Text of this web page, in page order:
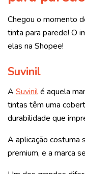
Chegou o momento
tinta para parede! O
elas na Shopee!
Suvinil
A Suvinilé aquela
tintas têm uma
durabilidade que
A aplicação costuma
premium, e a marca